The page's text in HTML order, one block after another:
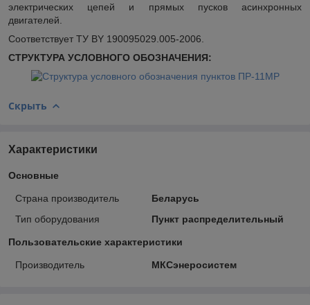
электрических цепей и прямых пусков асинхронных
двигателей.
Соответствует ТУ BY 190095029.005-2006.
СТРУКТУРА УСЛОВНОГО ОБОЗНАЧЕНИЯ:
Скрыть
Характеристики
Основные
Страна производитель
Беларусь
Тип оборудования
Пункт распределительный
Пользовательские характеристики
Производитель МКСэнеросистем